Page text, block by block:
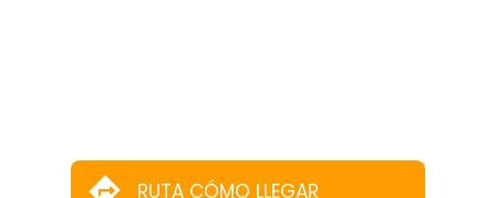
RUTA CÓMO LLEGAR